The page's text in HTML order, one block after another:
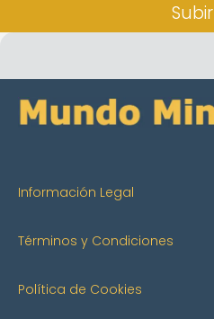
Subir
Información Legal
Términos y Condiciones
Política de Cookies